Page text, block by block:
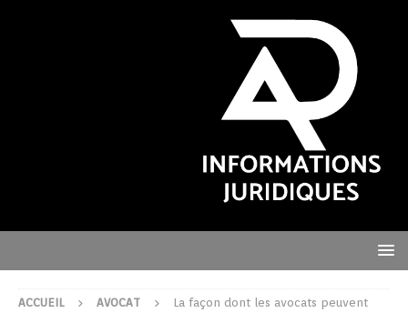
ACCUEIL AVOCAT
La façon dont les avocats peuvent